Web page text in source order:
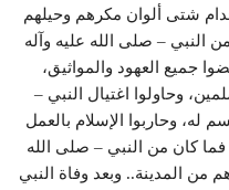
شتى ألوان مكرهم وحيلهم
النبي – صلى الله عليه وآله
جميع العهود والمواثيق،
وحاولوا اغتيال النبي –
وحاربوا الإسلام بالعمل
فما كان من النبي – صلى الله
من المدينة.. وبعد وفاة النبي